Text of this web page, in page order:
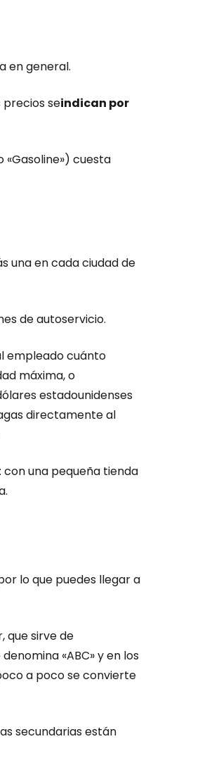
en general.
precios seindican por
cuesta
una en cada ciudad de
de autoservicio.
empleado cuánto
máxima, o
estadounidenses
directamente al
una pequeña tienda
lo que puedes llegar a
que sirve de
«ABC» y en los
a poco se convierte
secundarias están